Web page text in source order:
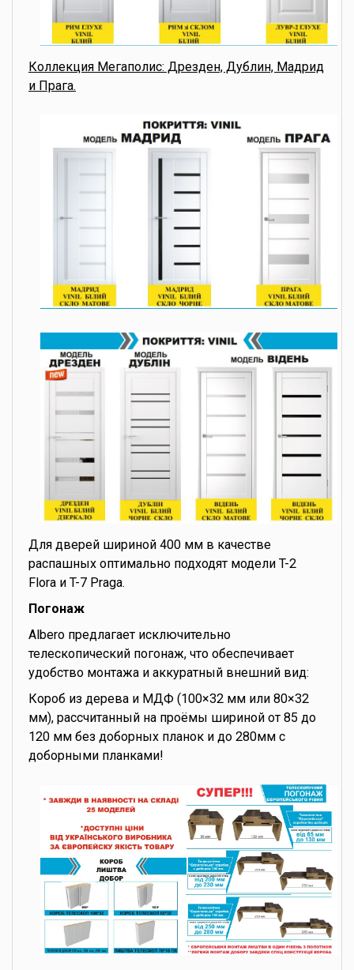
Коллекция Мегаполис: Дрезден, Дублин, Мадрид
и Прага.
Для дверей шириной 400 мм в качестве
распашных оптимально подходят модели T-2
Flora и T-7 Praga.
Погонаж
Albero предлагает исключительно
телескопический погонаж, что обеспечивает
удобство монтажа и аккуратный внешний вид:
Короб из дерева и МДФ (100×32 мм или 80×32
мм), рассчитанный на проёмы шириной от 85 до
120 мм без доборных планок и до 280мм с
доборными планками!